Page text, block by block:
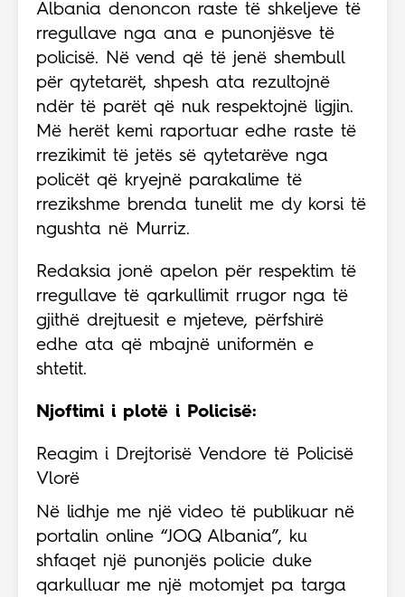
Albania denoncon raste të shkeljeve të
rregullave nga ana e punonjësve të
policisë. Në vend që të jenë shembull
për qytetarët, shpesh ata rezultojnë
ndër të parët që nuk respektojnë ligjin.
Më herët kemi raportuar edhe raste të
rrezikimit të jetës së qytetarëve nga
policët që kryejnë parakalime të
rrezikshme brenda tunelit me dy korsi të
ngushta në Murriz.
Redaksia jonë apelon për respektim të
rregullave të qarkullimit rrugor nga të
gjithë drejtuesit e mjeteve, përfshirë
edhe ata që mbajnë uniformën e
shtetit.
Njoftimi i plotë i Policisë:
Reagim i Drejtorisë Vendore të Policisë
Vlorë
Në lidhje me një video të publikuar në
portalin online “JOQ Albania”, ku
shfaqet një punonjës policie duke
qarkulluar me një motomjet pa targa